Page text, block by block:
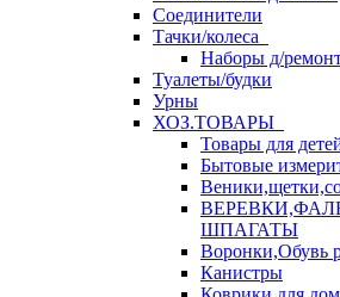
Соединители
Тачки/колеса
Наборы д/
Туалеты/будки
Урны
ХОЗ.ТОВАРЫ
Товары для
Бытовые
ШПАГАТЫ
Воронки,Обувь
Канистры